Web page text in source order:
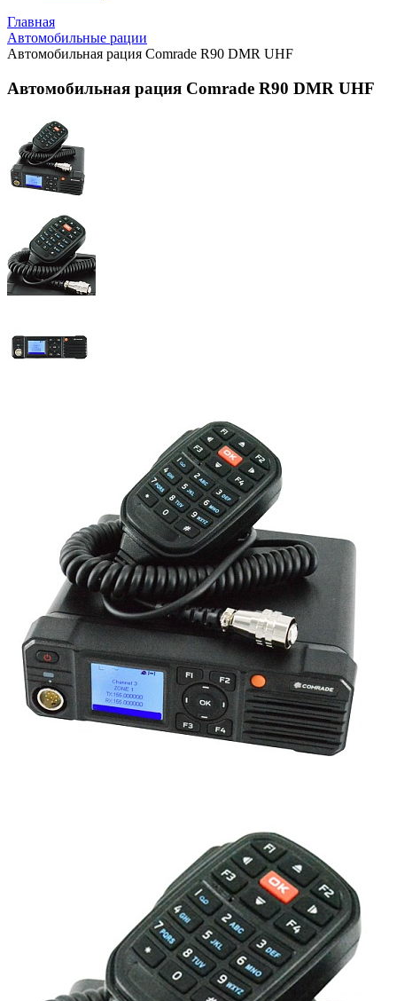
Главная
Автомобильные рации
Автомобильная рация Comrade R90 DMR UHF
Автомобильная рация Comrade R90 DMR UHF